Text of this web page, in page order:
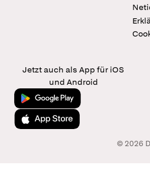
Jetzt auch als App für iOS
und Android
Jetzt bei Google Play
Laden im App Store
© 2026